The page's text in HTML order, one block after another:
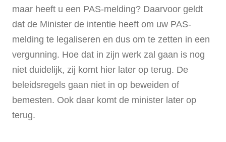
maar heeft u een PAS-melding? Daarvoor geldt
dat de Minister de intentie heeft om uw PAS-
melding te legaliseren en dus om te zetten in een
vergunning. Hoe dat in zijn werk zal gaan is nog
niet duidelijk, zij komt hier later op terug. De
beleidsregels gaan niet in op beweiden of
bemesten. Ook daar komt de minister later op
terug.